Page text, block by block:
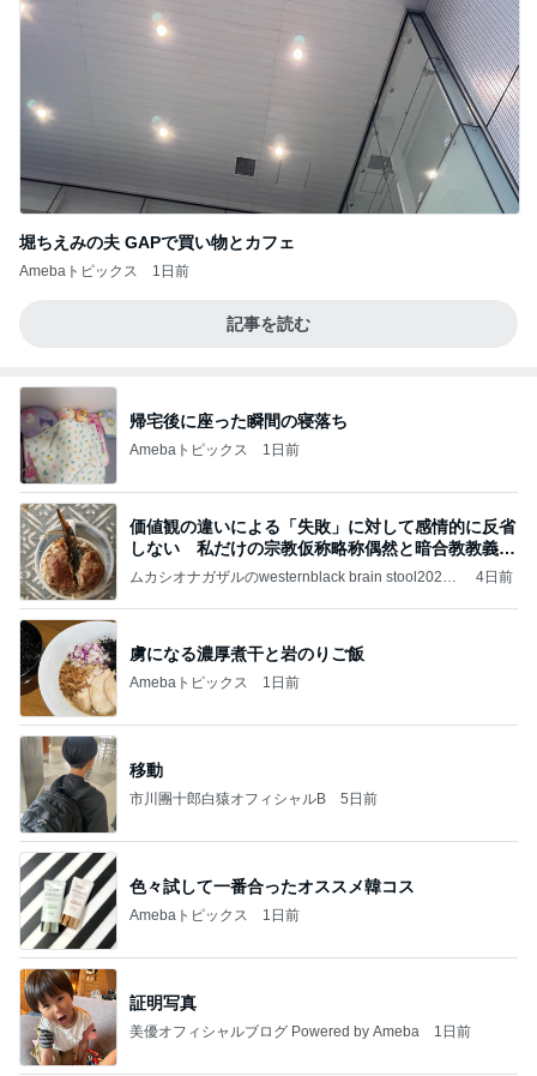
堀ちえみの夫 GAPで買い物とカフェ
Amebaトピックス 1日前
記事を読む
帰宅後に座った瞬間の寝落ち
Amebaトピックス 1日前
価値観の違いによる「失敗」に対して感情的に反省
しない 私だけの宗教仮称略称偶然と暗合教教義候
補
ムカシオナガザルのwesternblack brain stool2024
ガザル
4日前
虜になる濃厚煮干と岩のりご飯
Amebaトピックス 1日前
移動
市川團十郎白猿オフィシャルB 5日前
色々試して一番合ったオススメ韓コス
Amebaトピックス 1日前
証明写真
美優オフィシャルブログ Powered by Ameba 1日前